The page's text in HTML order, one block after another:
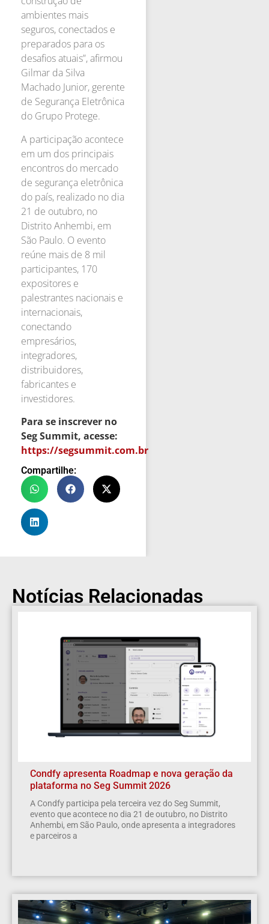
ambientes mais
seguros, conectados e
preparados para os
desafios atuais”, afirmou
Gilmar da Silva
Machado Junior, gerente
de Segurança Eletrônica
do Grupo Protege.
A participação acontece
em um dos principais
encontros do mercado
de segurança eletrônica
do país, realizado no dia
21 de outubro, no
Distrito Anhembi, em
São Paulo. O evento
reúne mais de 8 mil
participantes, 170
expositores e
palestrantes nacionais e
internacionais,
conectando
empresários,
integradores,
distribuidores,
fabricantes e
investidores.
Para se inscrever no
Seg Summit, acesse:
https://segsummit.com.br
Compartilhe:
Notícias Relacionadas
Condfy apresenta Roadmap e nova geração da
plataforma no Seg Summit 2026
A Condfy participa pela terceira vez do Seg Summit,
evento que acontece no dia 21 de outubro, no Distrito
Anhembi, em São Paulo, onde apresenta a integradores
e parceiros a